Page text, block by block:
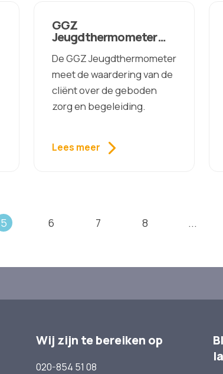
GGZ
Jeugdthermometer
Jongeren vanaf 12 jaar
De GGZ Jeugdthermometer
meet de waardering van de
cliënt over de geboden
zorg en begeleiding.
Lees meer
5 6 7 8 ...
Wij zijn te bereiken op
020-854 51 08